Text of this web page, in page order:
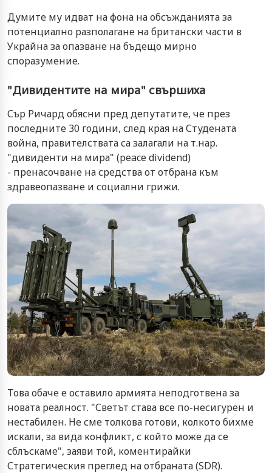
Думите му идват на фона на обсъжданията за
потенциално разполагане на британски части в
Украйна за опазване на бъдещо мирно
споразумение.
"Дивидентите на мира" свършиха
Сър Ричард обясни пред депутатите, че през
последните 30 години, след края на Студената
война, правителствата са залагали на т.нар.
"дивиденти на мира" (peace dividend)
- пренасочване на средства от отбрана към
здравеопазване и социални грижи.
Това обаче е оставило армията неподготвена за
новата реалност. "Светът става все по-несигурен и
нестабилен. Не сме толкова готови, колкото бихме
искали, за вида конфликт, с който може да се
сблъскаме", заяви той, коментирайки
Стратегическия преглед на отбраната (SDR).